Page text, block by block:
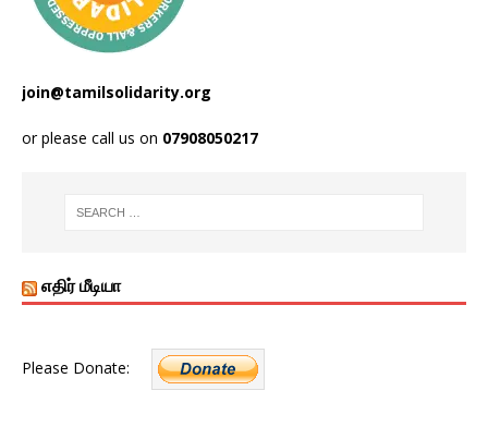
join@tamilsolidarity.org
or please call us on 07908050217
எதிர் மீடியா
Please Donate: